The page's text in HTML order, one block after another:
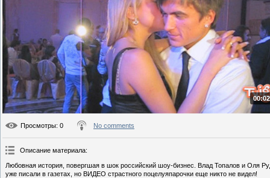
Просмотры: 0 No comments
Описание материала:
Любовная история, повергшая в шок российский шоу-бизнес. Влад Топалов и Оля
уже писали в газетах, но ВИДЕО страстного поцелуяпарочки еще никто не видел!